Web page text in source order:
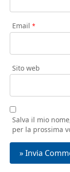
Email *
Sito web
Salva il mio
per la prossima